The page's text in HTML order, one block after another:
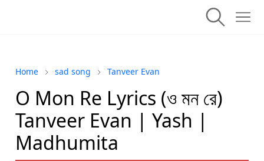
Home sad song Tanveer Evan
O Mon Re Lyrics (ও মন রে)
Tanveer Evan | Yash |
Madhumita